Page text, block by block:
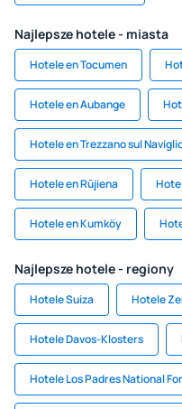
Najlepsze hotele - miasta
Hotele en Tocumen
Hotele en Aubange
Hotele en Trezzano sul
Hotele en Rūjiena
Hotele en Kumköy
Najlepsze hotele - regiony
Hotele Suiza Hotele
Hotele Davos-Klosters
Hotele Los Padres National